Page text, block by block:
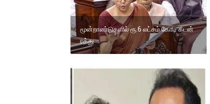
மூன்றாண்டுகளில் ரூ.6 லட்சம் கோடி கடன்
ரத்து